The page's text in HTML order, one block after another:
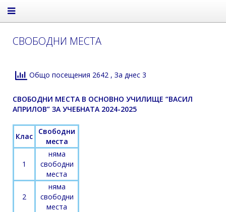
СВОБОДНИ МЕСТА
Общо посещения 2642 , За днес 3
СВОБОДНИ МЕСТА В ОСНОВНО УЧИЛИЩЕ “ВАСИЛ
АПРИЛОВ” ЗА УЧЕБНАТА 2024-2025
Клас
Свободни
места
1
няма
свободни
места
2
няма
свободни
места